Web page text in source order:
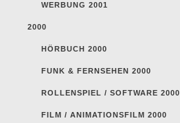
WERBUNG 2001
2000
HÖRBUCH 2000
FUNK & FERNSEHEN 2000
ROLLENSPIEL / SOFTWARE 2000
FILM / ANIMATIONSFILM 2000